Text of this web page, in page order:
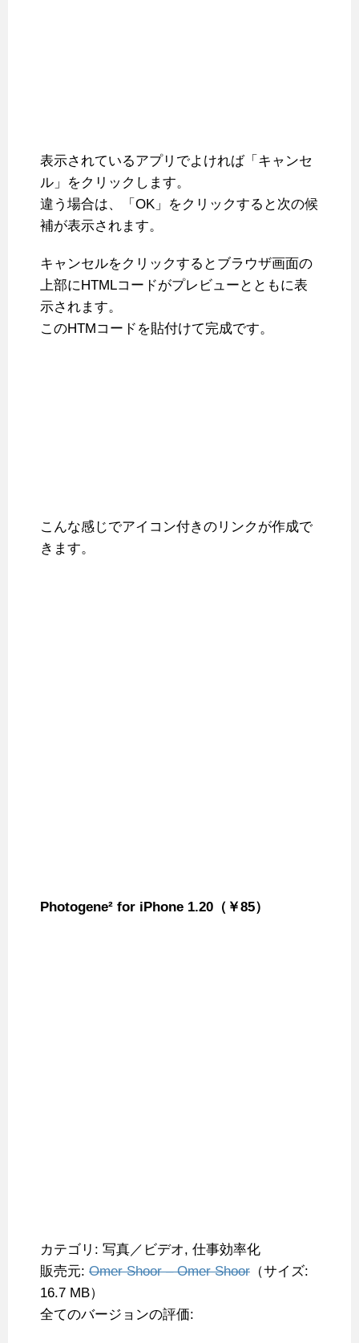
表示されているアプリでよければ「キャンセ
ル」をクリックします。
違う場合は、「OK」をクリックすると次の候
補が表示されます。
キャンセルをクリックするとブラウザ画面の
上部にHTMLコードがプレビューとともに表
示されます。
このHTMコードを貼付けて完成です。
こんな感じでアイコン付きのリンクが作成で
きます。
Photogene² for iPhone 1.20（￥85）
カテゴリ: 写真／ビデオ, 仕事効率化
販売元: Omer Shoor – Omer Shoor （サイズ:
16.7 MB）
全てのバージョンの評価: